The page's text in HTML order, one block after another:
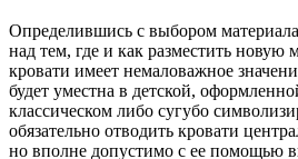
Определившись с выбором
над тем, где и как разместить новую
кровати имеет немаловажное
будет уместна в детской,
классическом либо сугубо
обязательно отводить кровати
но вполне допустимо с ее помощью